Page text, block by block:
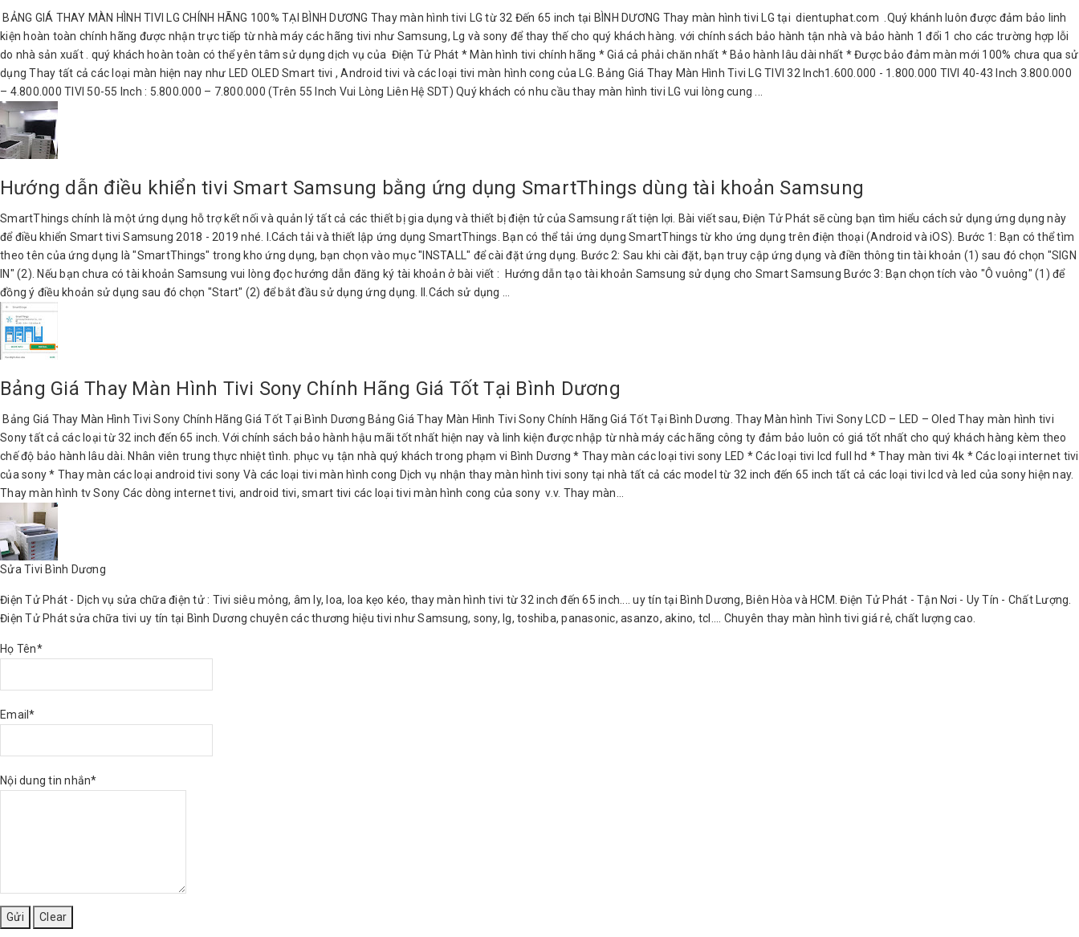
BẢNG GIÁ THAY MÀN HÌNH TIVI LG CHÍNH HÃNG 100% TẠI BÌNH DƯƠNG Thay màn hình tivi LG từ 32 Đến 65 inch tại BÌNH DƯƠNG Thay màn hình tivi LG tại dientuphat.com .Quý khánh luôn được đảm bảo linh
kiện hoàn toàn chính hãng được nhận trực tiếp từ nhà máy các hãng tivi như Samsung, Lg và sony để thay thế cho quý khách hàng. với chính sách bảo hành tận nhà và bảo hành 1 đổi 1 cho các trường hợp lỗi
do nhà sản xuất . quý khách hoàn toàn có thể yên tâm sử dụng dịch vụ của Điện Tử Phát * Màn hình tivi chính hãng * Giá cả phải chăn nhất * Bảo hành lâu dài nhất * Được bảo đảm màn mới 100% chưa qua sử
dụng Thay tất cả các loại màn hiện nay như LED OLED Smart tivi , Android tivi và các loại tivi màn hình cong của LG. Bảng Giá Thay Màn Hình Tivi LG TIVI 32 Inch1.600.000 - 1.800.000 TIVI 40-43 Inch 3.800.000
– 4.800.000 TIVI 50-55 Inch : 5.800.000 – 7.800.000 (Trên 55 Inch Vui Lòng Liên Hệ SDT) Quý khách có nhu cầu thay màn hình tivi LG vui lòng cung ...
Hướng dẫn điều khiển tivi Smart Samsung bằng ứng dụng SmartThings dùng tài khoản Samsung
SmartThings chính là một ứng dụng hỗ trợ kết nối và quản lý tất cả các thiết bị gia dụng và thiết bị điện tử của Samsung rất tiện lợi. Bài viết sau, Điện Tử Phát sẽ cùng bạn tìm hiểu cách sử dụng ứng dụng này
để điều khiển Smart tivi Samsung 2018 - 2019 nhé. I.Cách tải và thiết lập ứng dụng SmartThings. Bạn có thể tải ứng dụng SmartThings từ kho ứng dụng trên điện thoại (Android và iOS). Bước 1: Bạn có thể tìm
theo tên của ứng dụng là "SmartThings" trong kho ứng dụng, bạn chọn vào mục "INSTALL" để cài đặt ứng dụng. Bước 2: Sau khi cài đặt, bạn truy cập ứng dụng và điền thông tin tài khoản (1) sau đó chọn "SIGN
IN" (2). Nếu bạn chưa có tài khoản Samsung vui lòng đọc hướng dẫn đăng ký tài khoản ở bài viết : Hướng dẫn tạo tài khoản Samsung sử dụng cho Smart Samsung Bước 3: Bạn chọn tích vào "Ô vuông" (1) để
đồng ý điều khoản sử dụng sau đó chọn "Start" (2) để bắt đầu sử dụng ứng dụng. II.Cách sử dụng ...
Bảng Giá Thay Màn Hình Tivi Sony Chính Hãng Giá Tốt Tại Bình Dương
Bảng Giá Thay Màn Hình Tivi Sony Chính Hãng Giá Tốt Tại Bình Dương Bảng Giá Thay Màn Hình Tivi Sony Chính Hãng Giá Tốt Tại Bình Dương. Thay Màn hình Tivi Sony LCD – LED – Oled Thay màn hình tivi
Sony tất cả các loại từ 32 inch đến 65 inch. Với chính sách bảo hành hậu mãi tốt nhất hiện nay và linh kiện được nhập từ nhà máy các hãng công ty đảm bảo luôn có giá tốt nhất cho quý khách hàng kèm theo
chế độ bảo hành lâu dài. Nhân viên trung thực nhiệt tình. phục vụ tận nhà quý khách trong phạm vi Bình Dương * Thay màn các loại tivi sony LED * Các loại tivi lcd full hd * Thay màn tivi 4k * Các loại internet tivi
của sony * Thay màn các loại android tivi sony Và các loại tivi màn hình cong Dịch vụ nhận thay màn hình tivi sony tại nhà tất cả các model từ 32 inch đến 65 inch tất cả các loại tivi lcd và led của sony hiện nay.
Thay màn hình tv Sony Các dòng internet tivi, android tivi, smart tivi các loại tivi màn hình cong của sony v.v. Thay màn...
Sửa Tivi Bình Dương
Điện Tử Phát - Dịch vụ sửa chữa điện tử : Tivi siêu mỏng, âm ly, loa, loa kẹo kéo, thay màn hình tivi từ 32 inch đến 65 inch.... uy tín tại Bình Dương, Biên Hòa và HCM. Điện Tử Phát - Tận Nơi - Uy Tín - Chất Lượng.
Điện Tử Phát sửa chữa tivi uy tín tại Bình Dương chuyên các thương hiệu tivi như Samsung, sony, lg, toshiba, panasonic, asanzo, akino, tcl.... Chuyên thay màn hình tivi giá rẻ, chất lượng cao.
Họ Tên*
Email*
Nội dung tin nhắn*